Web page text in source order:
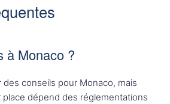
à Monaco ?
conseils pour Monaco, mais
dépend des réglementations